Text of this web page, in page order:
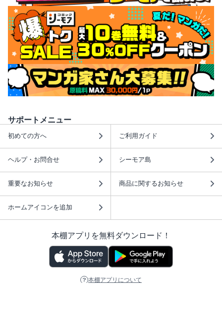
サポートメニュー
初めての方へ ご利用ガイド
ヘルプ・お問合せ シーモア島
重要なお知らせ 商品に関するお知らせ
ホームアイコンを追加
本棚アプリを無料ダウンロード！
本棚アプリについて